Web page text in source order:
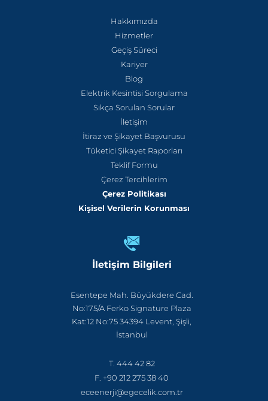
Hakkımızda
Hizmetler
Geçiş Süreci
Kariyer
Blog
Elektrik Kesintisi Sorgulama
Sıkça Sorulan Sorular
İletişim
İtiraz ve Şikayet Başvurusu
Tüketici Şikayet Raporları
Teklif Formu
Çerez Tercihlerim
Çerez Politikası
Kişisel Verilerin Korunması
İletişim Bilgileri
Esentepe Mah. Büyükdere Cad.
No:175/A Ferko Signature Plaza
Kat:12 No:75 34394 Levent, Şişli,
İstanbul
T. 444 42 82
F. +90 212 275 38 40
eceenerji@egecelik.com.tr